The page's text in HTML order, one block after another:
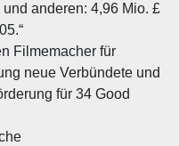
anderen: 4,96 Mio. £
Filmemacher für
neue Verbündete und
für 34 Good